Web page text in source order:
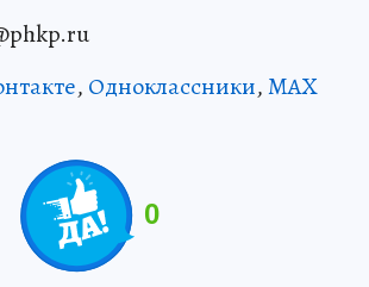
, Одноклассники,MAX
0